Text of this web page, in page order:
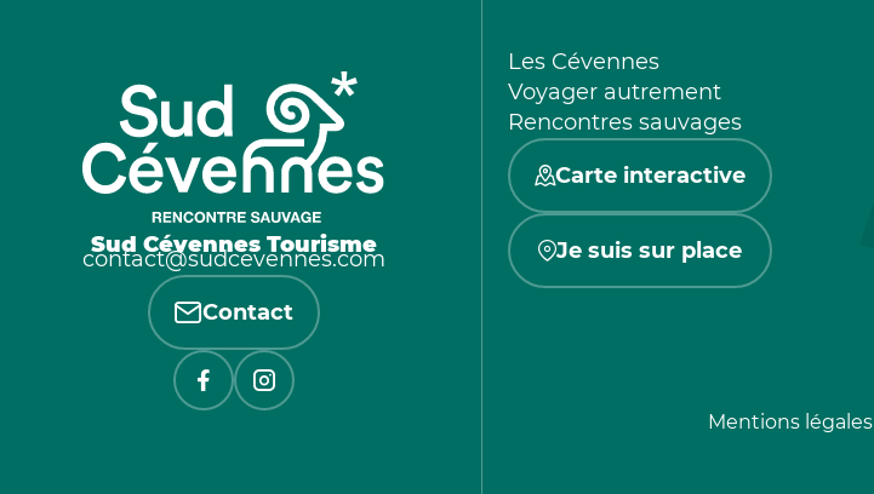
Sud Cévennes Tourisme
contact@sudcevennes.com
Contact
Les Cévennes
Voyager autrement
Rencontres sauvages
Carte interactive
Je suis sur place
Mentions légales